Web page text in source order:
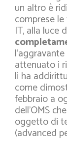
un altro è
comprese
IT, alla luce
attenuato i
li ha
come
febbraio a
dell’OMS
oggetto di
(advanced